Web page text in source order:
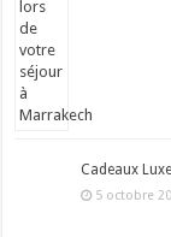
Cadeaux
5 octobre